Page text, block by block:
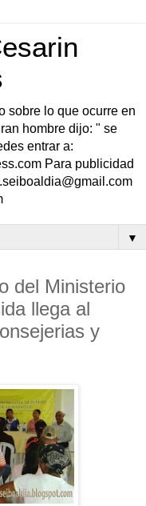
sobre lo que ocurre en
hombre dijo: " se
entrar a:
Para publicidad
▼
del Ministerio
llega al
y